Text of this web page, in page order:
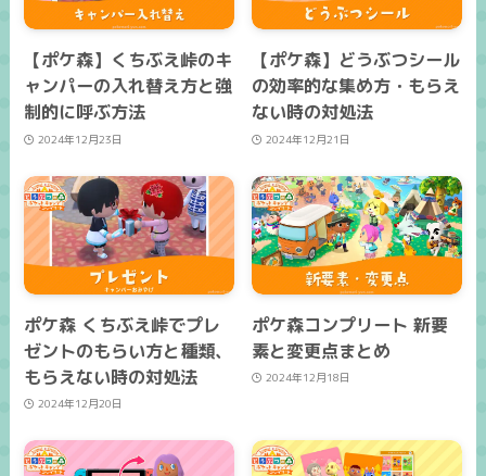
【ポケ森】くちぶえ峠のキ
ャンパーの入れ替え方と強
制的に呼ぶ方法
2024年12月23日
【ポケ森】どうぶつシール
の効率的な集め方・もらえ
ない時の対処法
2024年12月21日
ポケ森 くちぶえ峠でプレ
ゼントのもらい方と種類、
もらえない時の対処法
2024年12月20日
ポケ森コンプリート 新要
素と変更点まとめ
2024年12月18日